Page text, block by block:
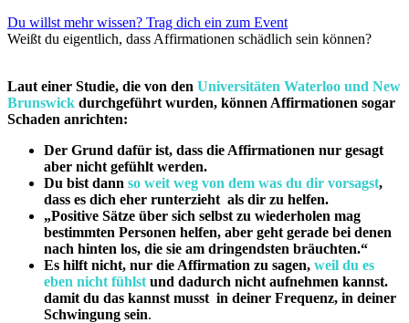
Du willst mehr wissen? Trag dich ein zum Event
Weißt du eigentlich, dass Affirmationen schädlich sein können?
Laut einer Studie, die von den Universitäten Waterloo und New
Brunswick durchgeführt wurden, können Affirmationen sogar
Schaden anrichten:
Der Grund dafür ist, dass die Affirmationen nur gesagt
aber nicht gefühlt werden.
Du bist dann so weit weg von dem was du dir vorsagst,
dass es dich eher runterzieht als dir zu helfen.
„Positive Sätze über sich selbst zu wiederholen mag
bestimmten Personen helfen, aber geht gerade bei denen
nach hinten los, die sie am dringendsten bräuchten.“
Es hilft nicht, nur die Affirmation zu sagen, weil du es
eben nicht fühlst und dadurch nicht aufnehmen kannst.
damit du das kannst musst in deiner Frequenz, in deiner
Schwingung sein.